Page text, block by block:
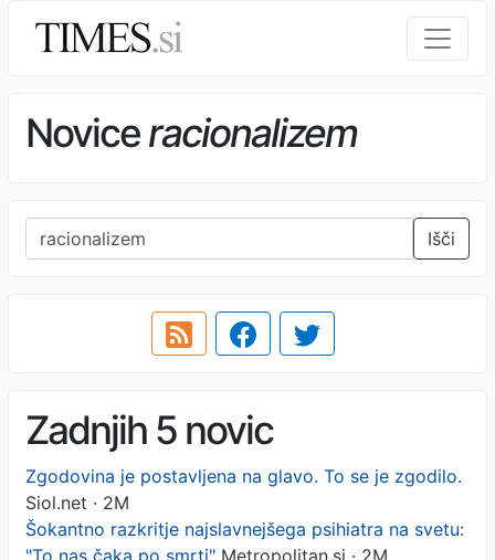
Noviceracionalizem
Išči
Zadnjih 5 novic
Zgodovina je postavljena na glavo. To se je zgodilo.
Siol.net · 2M
Šokantno razkritje najslavnejšega psihiatra na svetu:
"To nas čaka po smrti" Metropolitan.si · 2M